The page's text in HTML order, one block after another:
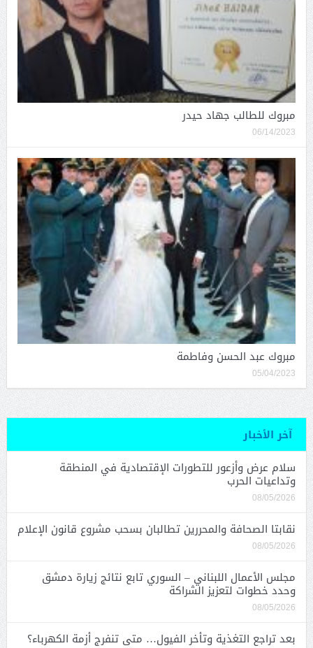
مبروك للطالب جهاد حيدر
06/14/2023
مبروك عبد الحسن وفاطمة
05/04/2023
آخر الأخبار
سلام عرض وأزعور للتطورات الإقتصادية في المنطقة
وتداعيات الحرب
08/05/2026
نقابتا الصحافة والمحررين تطالبان بسحب مشروع قانون الإعلام
08/05/2026
مجلس الأعمال اللبناني – السوري تابع نتائج زيارة دمشق
وحدد خطوات لتعزيز الشراكة
08/05/2026
بعد تراجع التغذية وتأخر الفيول… متى تنفرج أزمة الكهرباء؟